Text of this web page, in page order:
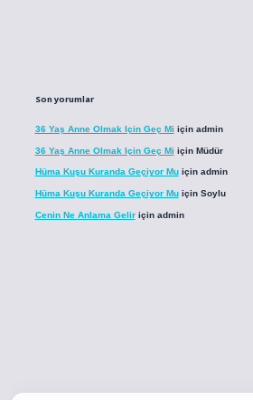
Son yorumlar
36 Yaş Anne Olmak Için Geç Mi için admin
36 Yaş Anne Olmak Için Geç Mi için Müdür
Hüma Kuşu Kuranda Geçiyor Muiçin admin
Hüma Kuşu Kuranda Geçiyor Muiçin Soylu
Cenin Ne Anlama Geliriçin admin